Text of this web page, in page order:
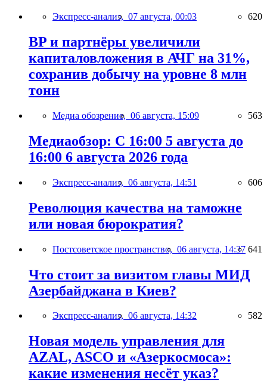
Экспресс-анализ, 07 августа, 00:03 620
BP и партнёры увеличили
капиталовложения в АЧГ на 31%,
сохранив добычу на уровне 8 млн
тонн
Медиа обозрение, 06 августа, 15:09 563
Медиаобзор: С 16:00 5 августа до
16:00 6 августа 2026 года
Экспресс-анализ, 06 августа, 14:51 606
Революция качества на таможне
или новая бюрократия?
Постсоветское пространство, 06 августа, 14:37 641
Что стоит за визитом главы МИД
Азербайджана в Киев?
Экспресс-анализ, 06 августа, 14:32 582
Новая модель управления для
AZAL, ASCO и «Азеркосмоса»:
какие изменения несёт указ?